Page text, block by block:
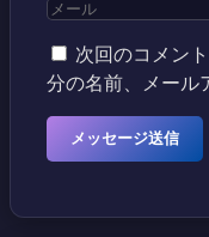
次回のコメン
分の名前、メール